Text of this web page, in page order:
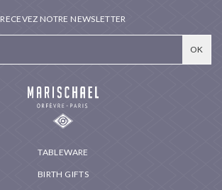
TABLEWARE
BIRTH GIFTS
RECEVEZ NOTRE NEWSLETTER